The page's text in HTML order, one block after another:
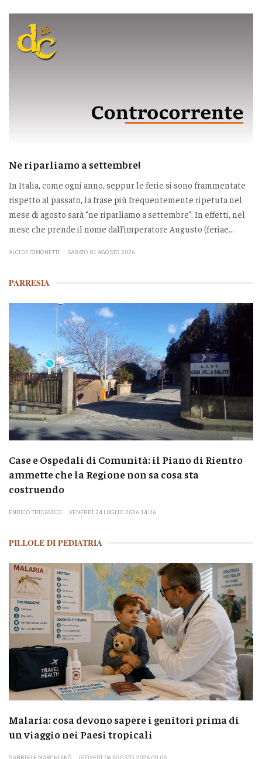
Ne riparliamo a settembre!
In Italia, come ogni anno, seppur le ferie si sono frammentate
rispetto al passato, la frase più frequentemente ripetuta nel
mese di agosto sarà “ne riparliamo a settembre”. In effetti, nel
mese che prende il nome dall’imperatore Augusto (feriae...
ALCIDE SIMONETTI SABATO 01 AGOSTO 2026
PARRESIA
Case e Ospedali di Comunità: il Piano di Rientro
ammette che la Regione non sa cosa sta
costruendo
ENRICO TRICANICO VENERDÌ 24 LUGLIO 2026 14:26
PILLOLE DI PEDIATRIA
Malaria: cosa devono sapere i genitori prima di
un viaggio nei Paesi tropicali